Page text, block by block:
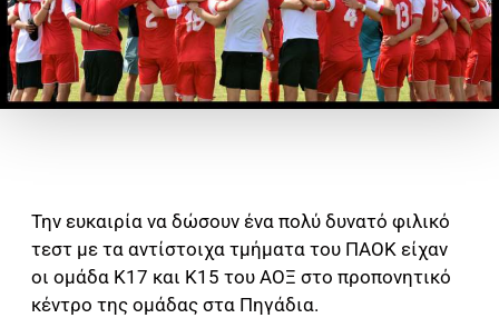
Την ευκαιρία να δώσουν ένα πολύ δυνατό φιλικό
τεστ με τα αντίστοιχα τμήματα του ΠΑΟΚ είχαν
οι ομάδα Κ17 και Κ15 του ΑΟΞ στο προπονητικό
κέντρο της ομάδας στα Πηγάδια.